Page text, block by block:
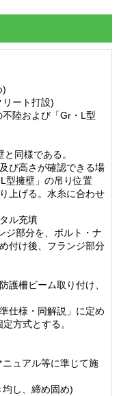
)
ート打設)
陸および「Gr・L型
同様である。
び高さが確認できる場
型擁壁」の吊り位置
上げる。水糸に合わせ
ル充填
ジ部分を、ボルト・ナ
付け後、フランジ部分
柵ビーム取り付け、
仕様・同解説」に定め
方式とする。
ュアル等に準じて施
し、締め固め)